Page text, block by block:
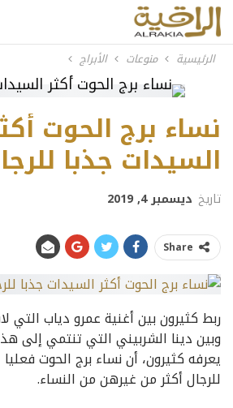
الرئيسية منوعات الأبراج
نساء برج الحوت
السيدات جذبا
تاريخ ديسمبر 4, 2019
Share
ربط كثيرون بين أغنية عمرو دياب التي
وبين دينا الشربيني التي تنتمي إلى
يعرفه كثيرون، أن نساء برج الحوت
للرجال أكثر من غيرهن من النساء.